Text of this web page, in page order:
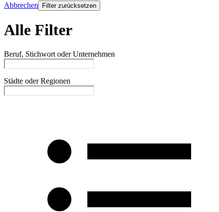
Abbrechen Filter zurücksetzen
Alle Filter
Beruf, Stichwort oder Unternehmen
Städte oder Regionen